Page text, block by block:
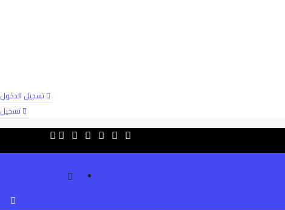
تسجيل الدخول
تسجيل